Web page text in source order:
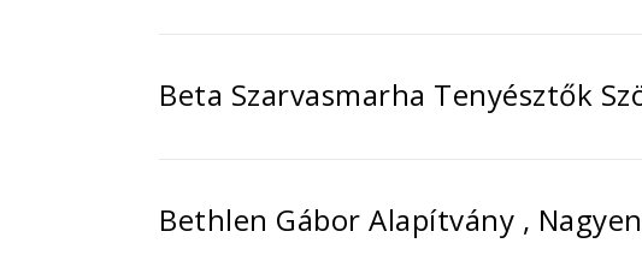
Beta Szarvasmarha Tenyésztők
Bethlen Gábor Alapítvány ,